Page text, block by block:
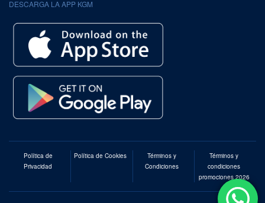
DESCARGA LA APP KGM
Política de
Privacidad
Política de Cookies
Términos y
Condiciones
Términos y
condiciones
promociones 2026